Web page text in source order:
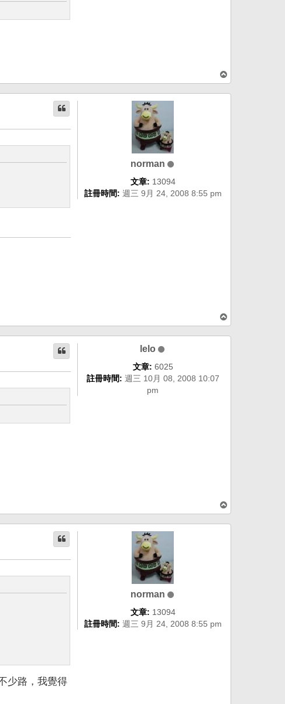
頂
端
norman
文章: 13094
註冊時間: 週三 9月 24, 2008 8:55 pm
頂
端
lelo
文章: 6025
註冊時間: 週三 10月 08, 2008 10:07
pm
頂
端
norman
文章: 13094
註冊時間: 週三 9月 24, 2008 8:55 pm
少路，我覺得